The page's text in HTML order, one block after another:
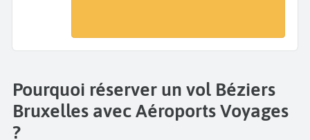
Pourquoi réserver un vol Béziers
Bruxelles avec Aéroports Voyages
?